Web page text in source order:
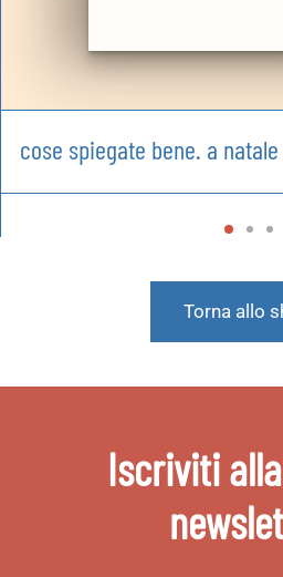
cose spiegate bene. a
Torna allo
Iscriviti